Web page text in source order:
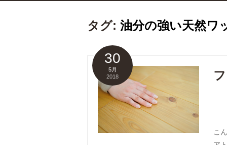
タグ: 油分の強い天然ワ
30
5月
2018
こ